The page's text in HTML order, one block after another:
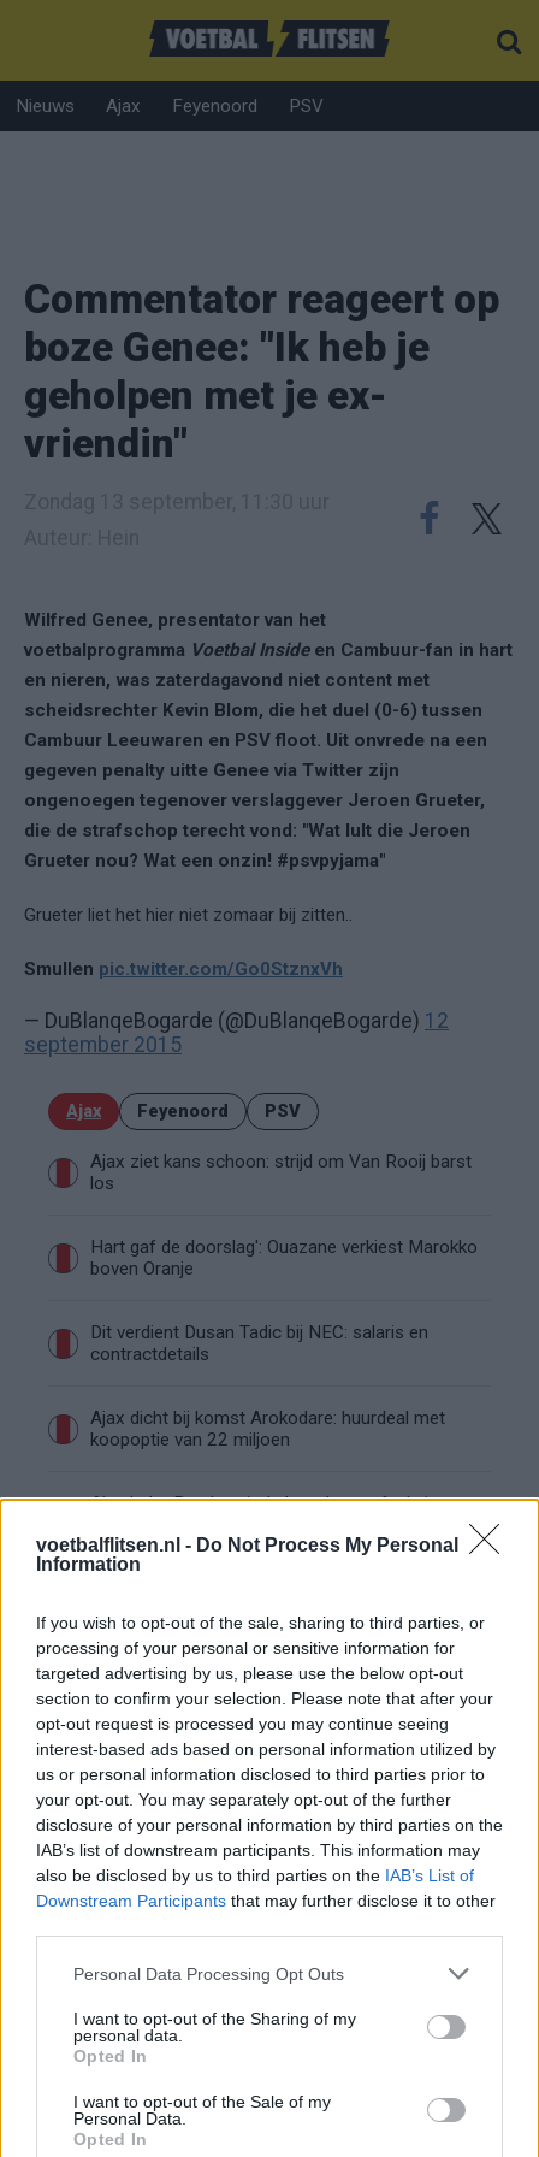
voetbalflitsen.nl - Do Not Process My Personal
Information
If you wish to opt-out of the sale, sharing to third parties, or
processing of your personal or sensitive information for
targeted advertising by us, please use the below opt-out
section to confirm your selection. Please note that after your
opt-out request is processed you may continue seeing
interest-based ads based on personal information utilized by
us or personal information disclosed to third parties prior to
your opt-out. You may separately opt-out of the further
disclosure of your personal information by third parties on the
IAB’s list of downstream participants. This information may
also be disclosed by us to third parties on the IAB’s List of
Downstream Participants that may further disclose it to other
Personal Data Processing Opt Outs
I want to opt-out of the Sharing of my
personal data.
Opted In
I want to opt-out of the Sale of my
Personal Data.
Opted In
Nieuws Ajax Feyenoord PSV
Commentator reageert op
boze Genee: "Ik heb je
geholpen met je ex-
vriendin"
Wilfred Genee, presentator van het
voetbalprogramma Voetbal Insideen Cambuur-fan in hart
en nieren, was zaterdagavond niet content met
scheidsrechter Kevin Blom, die het duel (0-6) tussen
Cambuur Leeuwaren en PSV floot. Uit onvrede na een
gegeven penalty uitte Genee via Twitter zijn
ongenoegen tegenover verslaggever Jeroen Grueter,
die de strafschop terecht vond: "Wat lult die Jeroen
Grueter nou? Wat een onzin! #psvpyjama"
Grueter liet het hier niet zomaar bij zitten..
Smullen pic.twitter.com/Go0StznxVh
— DuBlanqeBogarde (@DuBlanqeBogarde) 12
september 2015
Ajax Feyenoord PSV
Ajax ziet kans schoon: strijd om Van Rooij barst
los
Hart gaf de doorslag': Ouazane verkiest Marokko
boven Oranje
Dit verdient Dusan Tadic bij NEC: salaris en
contractdetails
Ajax dicht bij komst Arokodare: huurdeal met
koopoptie van 22 miljoen
Ajax helpt Burnley uit de brand met afgeknipte
Marcos Leonardo laat eerste indruk achter bij
Ajax: 'Hier gaan fans van genieten'
Resterend oefenprogramma Ajax: waar zijn de
duels te zien
Ajax groeit onder Míchel, maar transfermarkt
blijft cruciaal
Shane Kluivert krijgt kans van Flick en begint in
de basis bij FC Barcelona
Servische media vergelijken Ajax-talent Abdellah
Ouazane met Lionel Messi